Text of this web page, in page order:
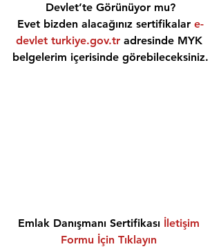
Devlet’te Görünüyor mu?
Evet bizden alacağınız sertifikalar e-
devlet turkiye.gov.tr adresinde MYK
belgelerim içerisinde görebileceksiniz.
Emlak Danışmanı Sertifikası İletişim
Formu İçin Tıklayın